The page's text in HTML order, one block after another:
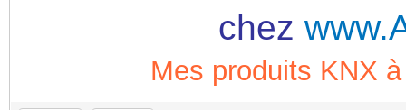
chez
Mes produits KNX